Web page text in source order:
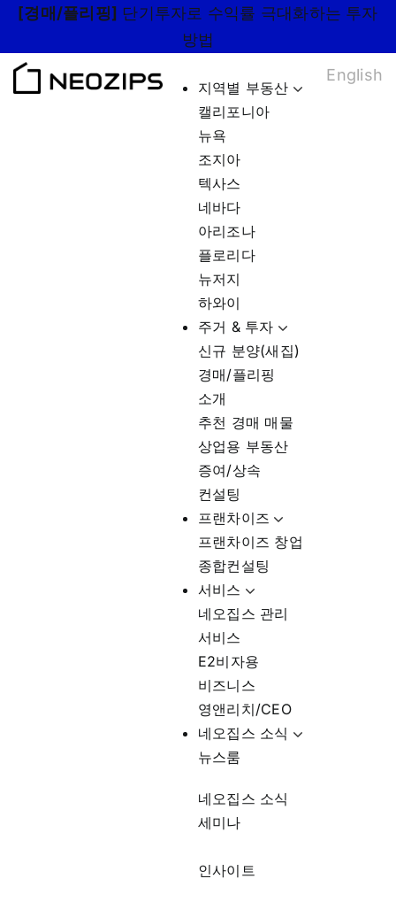
Skip
content
[경매/플리핑] 단기투자로 수익률 극대화하는 투자
방법
지역별 부동산
캘리포니아
뉴욕
조지아
텍사스
네바다
아리조나
플로리다
뉴저지
하와이
주거 & 투자
신규 분양(새집)
경매/플리핑
소개
추천 경매 매물
상업용 부동산
증여/상속
컨설팅
프랜차이즈
프랜차이즈 창업
종합컨설팅
서비스
네오집스 관리
서비스
E2비자용
비즈니스
영앤리치/CEO
네오집스 소식
뉴스룸
네오집스 소식
세미나
인사이트
English